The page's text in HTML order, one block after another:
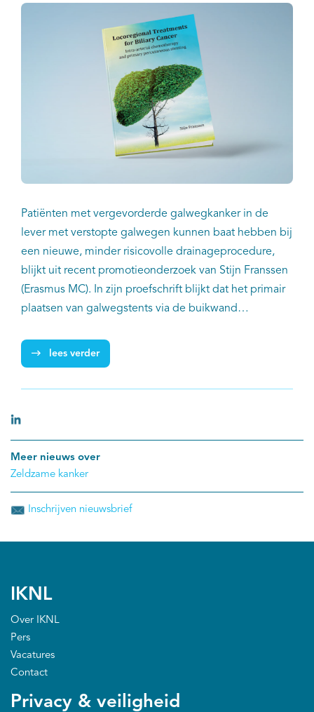
Patiënten met vergevorderde galwegkanker in de
lever met verstopte galwegen kunnen baat hebben bij
een nieuwe, minder risicovolle drainageprocedure,
blijkt uit recent promotieonderzoek van Stijn Franssen
(Erasmus MC). In zijn proefschrift blijkt dat het primair
plaatsen van galwegstents via de buikwand
krijgen van levensverlengende systemische therapie
vergroot. Daarnaast biedt intra-arteriële
lees verder
Meer nieuws over
Zeldzame kanker
Inschrijven nieuwsbrief
IKNL
Over IKNL
Pers
Vacatures
Contact
Privacy & veiligheid